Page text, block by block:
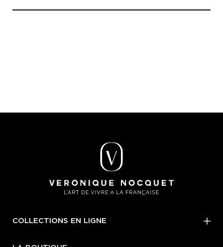
COLLECTIONS EN LIGNE